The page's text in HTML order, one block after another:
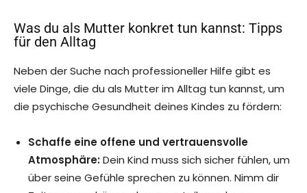
Was du als Mutter konkret tun kannst: Tipps
für den Alltag
Neben der Suche nach professioneller Hilfe gibt es
viele Dinge, die du als Mutter im Alltag tun kannst, um
die psychische Gesundheit deines Kindes zu fördern:
Schaffe eine offene und vertrauensvolle
Atmosphäre:Dein Kind muss sich sicher fühlen, um
über seine Gefühle sprechen zu können. Nimm dir